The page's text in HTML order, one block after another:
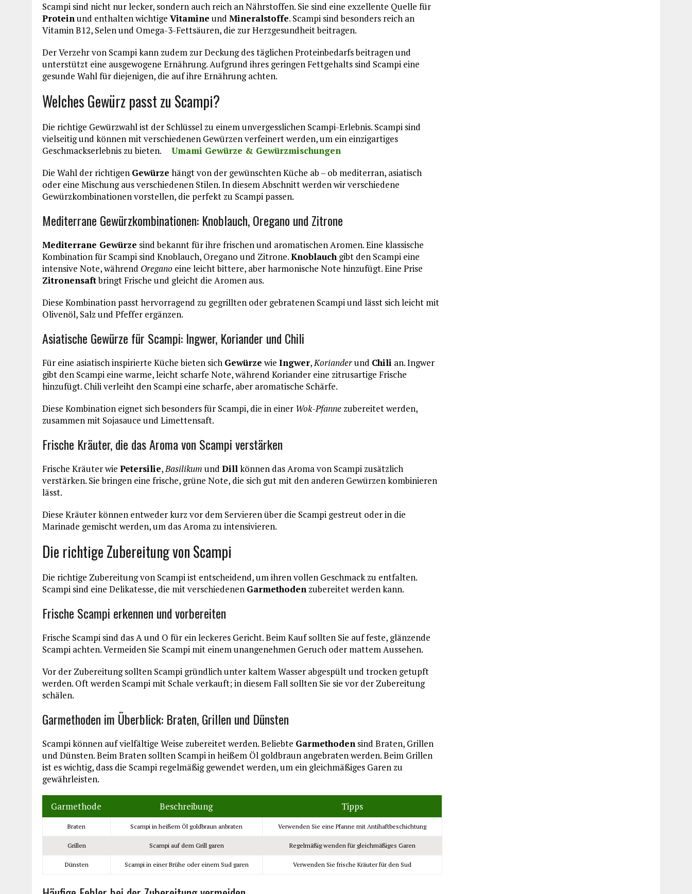
Scampi sind nicht nur lecker, sondern auch reich an Nährstoffen. Sie sind eine exzellente Quelle für
Proteinund enthalten wichtige Vitamine und Mineralstoffe. Scampi sind besonders reich an
Vitamin B12, Selen und Omega-3-Fettsäuren, die zur Herzgesundheit beitragen.
Der Verzehr von Scampi kann zudem zur Deckung des täglichen Proteinbedarfs beitragen und
unterstützt eine ausgewogene Ernährung. Aufgrund ihres geringen Fettgehalts sind Scampi eine
gesunde Wahl für diejenigen, die auf ihre Ernährung achten.
Welches Gewürz passt zu Scampi?
Die richtige Gewürzwahl ist der Schlüssel zu einem unvergesslichen Scampi-Erlebnis. Scampi sind
vielseitig und können mit verschiedenen Gewürzen verfeinert werden, um ein einzigartiges
Geschmackserlebnis zu bieten. Umami Gewürze & Gewürzmischungen
Die Wahl der richtigen Gewürze hängt von der gewünschten Küche ab – ob mediterran, asiatisch
oder eine Mischung aus verschiedenen Stilen. In diesem Abschnitt werden wir verschiedene
Gewürzkombinationen vorstellen, die perfekt zu Scampi passen.
Mediterrane Gewürzkombinationen: Knoblauch, Oregano und Zitrone
Mediterrane Gewürze sind bekannt für ihre frischen und aromatischen Aromen. Eine klassische
Kombination für Scampi sind Knoblauch, Oregano und Zitrone.Knoblauch gibt den Scampi eine
intensive Note, während Oregano eine leicht bittere, aber harmonische Note hinzufügt. Eine Prise
Zitronensaftbringt Frische und gleicht die Aromen aus.
Diese Kombination passt hervorragend zu gegrillten oder gebratenen Scampi und lässt sich leicht mit
Olivenöl, Salz und Pfeffer ergänzen.
Asiatische Gewürze für Scampi: Ingwer, Koriander und Chili
Für eine asiatisch inspirierte Küche bieten sich Gewürze wie Ingwer,Korianderund Chili an. Ingwer
gibt den Scampi eine warme, leicht scharfe Note, während Koriander eine zitrusartige Frische
hinzufügt. Chili verleiht den Scampi eine scharfe, aber aromatische Schärfe.
Diese Kombination eignet sich besonders für Scampi, die in einer Wok-Pfanne zubereitet werden,
zusammen mit Sojasauce und Limettensaft.
Frische Kräuter, die das Aroma von Scampi verstärken
Frische Kräuter wie Petersilie,Basilikum und Dillkönnen das Aroma von Scampi zusätzlich
verstärken. Sie bringen eine frische, grüne Note, die sich gut mit den anderen Gewürzen kombinieren
lässt.
Diese Kräuter können entweder kurz vor dem Servieren über die Scampi gestreut oder in die
Marinade gemischt werden, um das Aroma zu intensivieren.
Die richtige Zubereitung von Scampi
Die richtige Zubereitung von Scampi ist entscheidend, um ihren vollen Geschmack zu entfalten.
Scampi sind eine Delikatesse, die mit verschiedenen Garmethoden zubereitet werden kann.
Frische Scampi erkennen und vorbereiten
Frische Scampi sind das A und O für ein leckeres Gericht. Beim Kauf sollten Sie auf feste, glänzende
Scampi achten. Vermeiden Sie Scampi mit einem unangenehmen Geruch oder mattem Aussehen.
Vor der Zubereitung sollten Scampi gründlich unter kaltem Wasser abgespült und trocken getupft
werden. Oft werden Scampi mit Schale verkauft; in diesem Fall sollten Sie sie vor der Zubereitung
schälen.
Garmethoden im Überblick: Braten, Grillen und Dünsten
Scampi können auf vielfältige Weise zubereitet werden. Beliebte Garmethoden sind Braten, Grillen
und Dünsten. Beim Braten sollten Scampi in heißem Öl goldbraun angebraten werden. Beim Grillen
ist es wichtig, dass die Scampi regelmäßig gewendet werden, um ein gleichmäßiges Garen zu
gewährleisten.
Garmethode Beschreibung Tipps
Braten Scampi in heißem Öl goldbraun anbraten Verwenden Sie eine Pfanne mit Antihaftbeschichtung
Grillen Scampi auf dem Grill garen Regelmäßig wenden für gleichmäßiges Garen
Dünsten Scampi in einer Brühe oder einem Sud garen Verwenden Sie frische Kräuter für den Sud